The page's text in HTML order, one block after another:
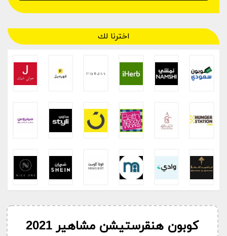
اخترنا لك
كوبون هنقرستيشن مشاهير 2021